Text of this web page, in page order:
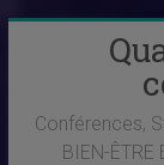
Conférences,
BIEN-ÊTRE